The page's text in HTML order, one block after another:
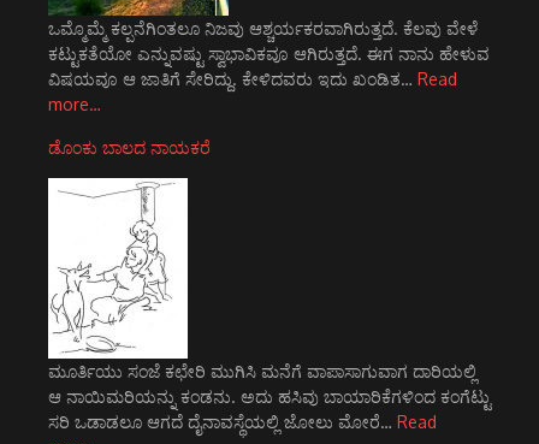
ಒಮ್ಮೊಮ್ಮೆ ಕಲ್ಪನೆಗಿಂತಲೂ ನಿಜವು ಆಶ್ಚರ್ಯಕರವಾಗಿರುತ್ತದೆ. ಕೆಲವು ವೇಳೆ
ಕಟ್ಟುಕತೆಯೋ ಎನ್ನುವಷ್ಟು ಸ್ವಾಭಾವಿಕವೂ ಆಗಿರುತ್ತದೆ. ಈಗ ನಾನು ಹೇಳುವ
ವಿಷಯವೂ ಆ ಜಾತಿಗೆ ಸೇರಿದ್ದು. ಕೇಳಿದವರು ಇದು ಖಂಡಿತ… Read
more…
ಡೊಂಕು ಬಾಲದ ನಾಯಕರೆ
ಮೂರ್ತಿಯು ಸಂಜೆ ಕಛೇರಿ ಮುಗಿಸಿ ಮನೆಗೆ ವಾಪಾಸಾಗುವಾಗ ದಾರಿಯಲ್ಲಿ
ಆ ನಾಯಿಮರಿಯನ್ನು ಕಂಡನು. ಅದು ಹಸಿವು ಬಾಯಾರಿಕೆಗಳಿಂದ ಕಂಗೆಟ್ಟು
ಸರಿ ಒಡಾಡಲೂ ಆಗದೆ ದೈನಾವಸ್ಥೆಯಲ್ಲಿ ಜೋಲು ಮೋರೆ… Read